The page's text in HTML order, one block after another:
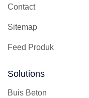
Contact
Sitemap
Feed Produk
Solutions
Buis Beton